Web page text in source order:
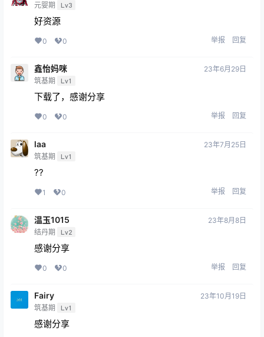
元婴期 Lv3
好资源
0 0 举报 回复
鑫怡妈咪
筑基期 Lv1
23年6月29日
下载了，感谢分享
0 0 举报 回复
laa
筑基期 Lv1
23年7月25日
??
1 0 举报 回复
温玉1015
结丹期 Lv2
23年8月8日
感谢分享
0 0 举报 回复
Fairy
筑基期 Lv1
23年10月19日
感谢分享